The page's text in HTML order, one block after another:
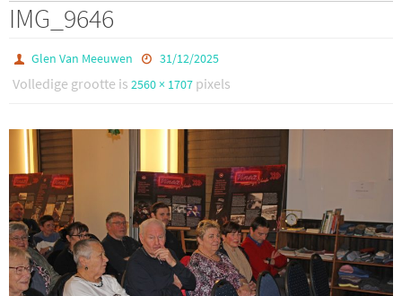
IMG_9646
Glen Van Meeuwen 31/12/2025
Volledige grootte is 2560 × 1707 pixels